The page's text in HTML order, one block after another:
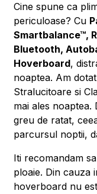
Cine spune ca
periculoase? Cu
Smartbalance™,
Bluetooth,
Hoverboard,
noaptea. Am
Stralucitoare si
mai ales noaptea.
greu de ratat,
parcursul noptii,
Iti recomandam
ploaie. Din cauza
hoverboard nu